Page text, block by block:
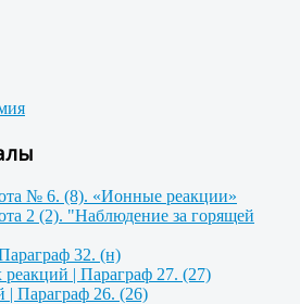
№ 6. (8). «Ионные реакции»
2 (2). "Наблюдение за горящей
32. (н)
| Параграф 27. (27)
| Параграф 26. (26)